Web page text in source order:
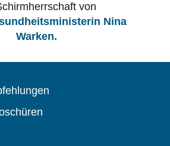
von
Nina
Warken.